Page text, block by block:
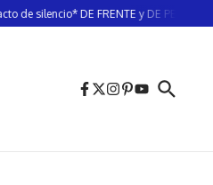
DE FRENTE y DE PERFIL/ LATITUD